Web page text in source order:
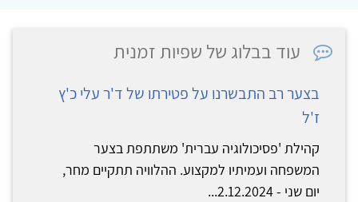
עוד בבלוג של שפיות זמנית
בצער רב התבשרנו על פטירתו של ד'ר עלי כ'ץ
ז'ל
קהילת 'פסיכולוגיה עברית' משתתפת בצער
המשפחה ועמיתיו למקצוע. ההלוויה תתקיים מחר,
יום שני - 2.12.2024...